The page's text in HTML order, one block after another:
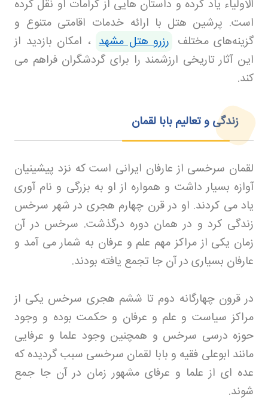
الاولیاء یاد کرده و داستان هایی از کرامات او نقل کرده
است. پرشین هتل با ارائه خدمات اقامتی متنوع و
گزینه‌های مختلف رزرو هتل مشهد ، امکان بازدید از
این آثار تاریخی ارزشمند را برای گردشگران فراهم می
کند.
زندگی و تعالیم بابا لقمان
لقمان سرخسی از عارفان ایرانی است که نزد پیشینیان
آوازه بسیار داشت و همواره از او به بزرگی و نام آوری
یاد می کردند. او در قرن چهارم هجری در شهر سرخس
زندگی کرد و در همان دوره درگذشت. سرخس در آن
زمان یکی از مراکز مهم علم و عرفان به شمار می آمد و
عارفان بسیاری در آن جا تجمع یافته بودند.
در قرون چهارگانه دوم تا ششم هجری سرخس یکی از
مراکز سیاست و علم و عرفان و حکمت بوده و وجود
حوزه درسی سرخس و همچنین وجود علما و عرفایی
مانند ابوعلی فقیه و بابا لقمان سرخسی سبب گردیده که
عده ای از علما و عرفای مشهور زمان در آن جا جمع
شوند.